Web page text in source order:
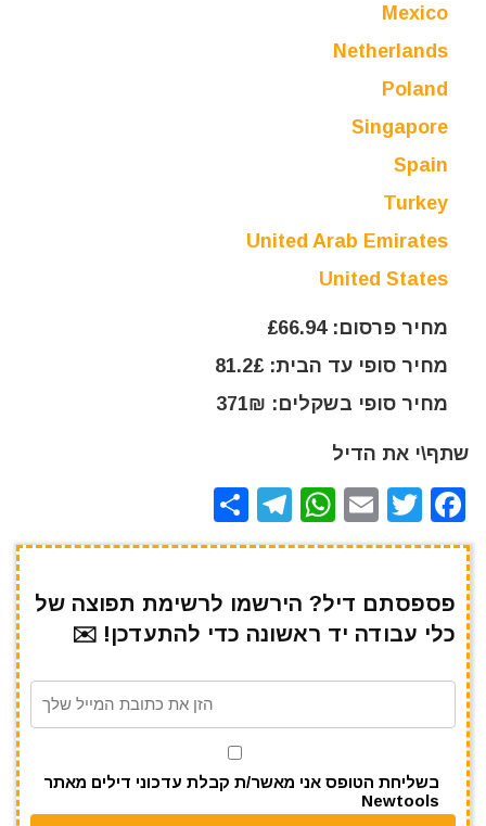
Mexico
Netherlands
Poland
Singapore
Spain
Turkey
United Arab Emirates
United States
מחיר פרסום: £66.94
מחיר סופי עד הבית: 81.2£
מחיר סופי בשקלים: 371₪
שתף\י את הדיל
F
a
e
b
o
T
w
te
r
E
m
l
W
h
s
A
p
T
el
gr
a
m
h
e
פספסתם דיל? הירשמו לרשימת תפוצה של
כלי עבודה יד ראשונה כדי להתעדכן! ✉️
בשליחת הטופס אני מאשר/ת קבלת עדכוני דילים מאתר
Newtools